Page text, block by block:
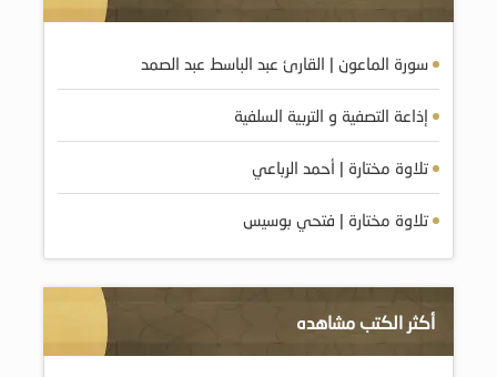
سورة الماعون | القارئ عبد الباسط عبد الصمد
إذاعة التصفية و التربية السلفية
تلاوة مختارة | أحمد الرباعي
تلاوة مختارة | فتحي بوسيس
أكثر الكتب مشاهده